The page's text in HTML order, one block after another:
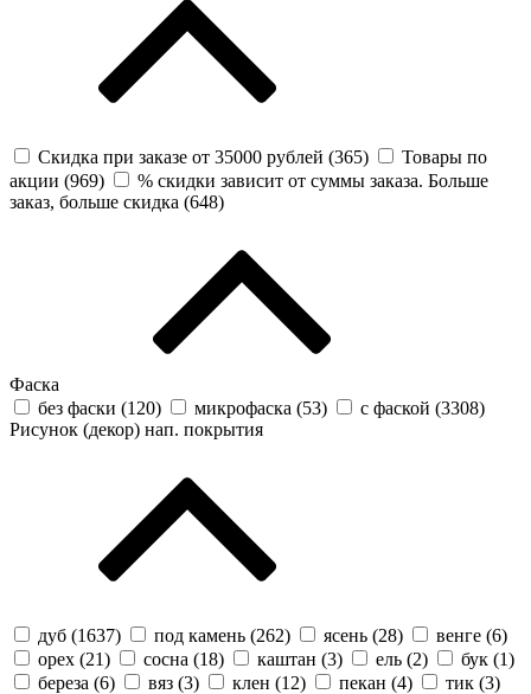
Скидка при заказе от 35000 рублей (365)
Товары по
акции (969)
% скидки зависит от суммы заказа. Больше
заказ, больше скидка (648)
Фаска
без фаски (120) микрофаска (53) с фаской (3308)
Рисунок (декор) нап. покрытия
дуб (1637) под камень (262) ясень (28) венге (6)
орех (21) сосна (18) каштан (3) ель (2) бук (1)
береза (6) вяз (3) клен (12) пекан (4) тик (3)